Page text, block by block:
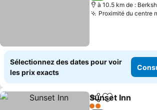
à 10.5 km de :
Proximité du centre
Sélectionnez des dates pour voir
les prix exacts
PartagerAjouter à
Sunset Inn